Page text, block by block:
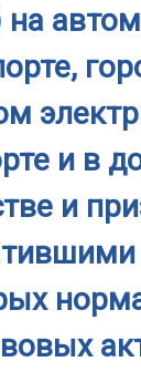
на
и в
и